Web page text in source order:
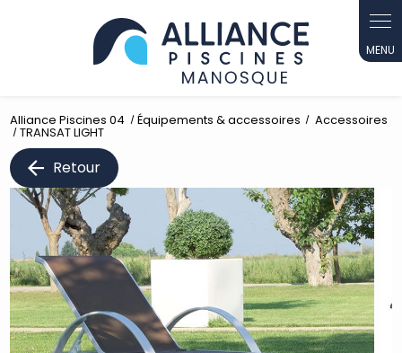
Alliance Piscines 04 Équipements & accessoires Accessoires
TRANSAT LIGHT
Retour